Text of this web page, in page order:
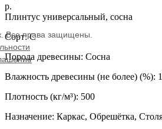
р.
Плинтус универсальный, сосна
Сорт: С
Порода древесины: Сосна
Влажность древесины (не более) (%):
Плотность (кг/м³): 500
Назначение: Каркас, Обрешётка,
Все права защищены.